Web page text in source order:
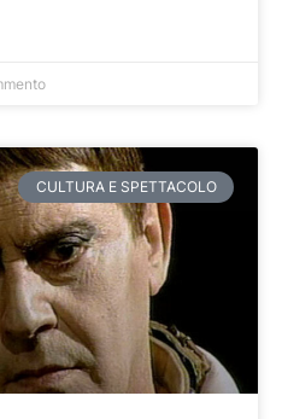
CULTURA E SPETTACOLO